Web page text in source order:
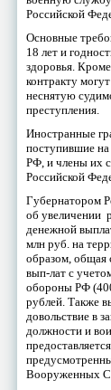
Российской
Основные
18 лет и
здоровья.
контракту
неснятую
преступления.
Иностранные
поступившие
РФ, и члены их
Российской
Губернатором
об увеличении
денежной
млн руб. на
образом,
вып-лат с
обороны РФ
рублей. Также
довольствие в
должности и
Вооруженных